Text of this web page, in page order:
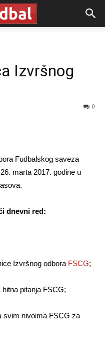
Izvršnog
0
Fudbalskog saveza
marta 2017. godine u
dnevni red:
Izvršnog odbora FSCG;
pitanja FSCG;
svim nivoima FSCG za